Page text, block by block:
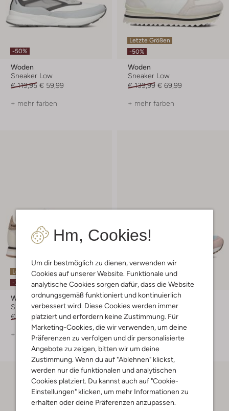
Hm, Cookies!
Um dir bestmöglich zu dienen, verwenden wir
Cookies auf unserer Website. Funktionale und
analytische Cookies sorgen dafür, dass die Website
ordnungsgemäß funktioniert und kontinuierlich
verbessert wird. Diese Cookies werden immer
platziert und erfordern keine Zustimmung. Für
Marketing-Cookies, die wir verwenden, um deine
Präferenzen zu verfolgen und dir personalisierte
Angebote zu zeigen, bitten wir um deine
Zustimmung. Wenn du auf "Ablehnen" klickst,
werden nur die funktionalen und analytischen
Cookies platziert. Du kannst auch auf "Cookie-
Einstellungen" klicken, um mehr Informationen zu
erhalten oder deine Präferenzen anzupassen.
-50%
Woden
Sneaker Low
€ 119,95 € 59,99
+ mehr farben
Letzte Größen
-50%
Woden
Sneaker Low
€ 139,99 € 69,99
+ mehr farben
Letzte Größen
-30%
Woden
Sneaker Low
€ 109,99 € 76,99
+ mehr farben
-50%
Woden
Sneaker Low
€ 119,99 € 59,99
+ mehr farben